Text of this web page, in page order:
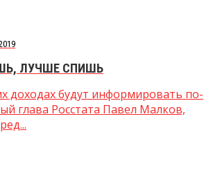
ЛУЧШЕ СПИШЬ
доходах будут информировать по-
глава Росстата Павел Малков,